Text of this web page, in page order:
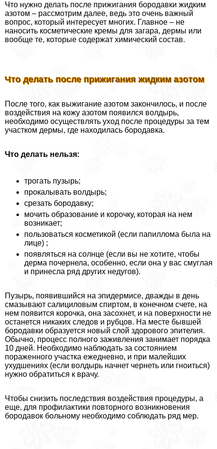
Что нужно делать после прижигания бородавки жидким
азотом – рассмотрим далее, ведь это очень важный
вопрос, который интересует многих. Главное – не
наносить косметические кремы для загара, дермы или
вообще те, которые содержат химический состав.
Что делать после прижигания жидким азотом
После того, как выжигание азотом закончилось, и после
воздействия на кожу азотом появился волдырь,
необходимо осуществлять уход после процедуры за тем
участком дермы, где находилась бородавка.
Что делать нельзя:
трогать пузырь;
прокалывать волдырь;
срезать бородавку;
мочить образование и корочку, которая на нем
возникает;
пользоваться косметикой (если папиллома была на
лице) ;
появляться на солнце (если вы не хотите, чтобы
дерма почернела, особенно, если она у вас смуглая
и принесла ряд других недугов).
Пузырь, появившийся на эпидермисе, дважды в день
смазывают салициловым спиртом, в конечном счете, на
нем появится корочка, она засохнет, и на поверхности не
останется никаких следов и рубцов. На месте бывшей
бородавки образуется новый слой здорового эпителия.
Обычно, процесс полного заживления занимает порядка
10 дней. Необходимо наблюдать за состоянием
пораженного участка ежедневно, и при малейших
ухудшениях (если волдырь начнет чернеть или гноиться)
нужно обратиться к врачу.
Чтобы снизить последствия воздействия процедуры, а
еще, для профилактики повторного возникновения
бородавок больному необходимо соблюдать ряд мер.